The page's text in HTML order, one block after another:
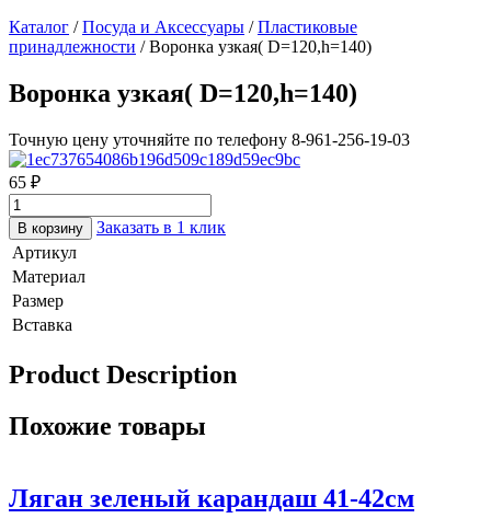
Каталог /Посуда и Аксессуары /Пластиковые
принадлежности / Воронка узкая( D=120,h=140)
Воронка узкая( D=120,h=140)
Точную цену уточняйте по телефону 8-961-256-19-03
65 ₽
В корзину
Заказать в 1 клик
Артикул
Материал
Размер
Вставка
Product Description
Похожие товары
Ляган зеленый карандаш 41-42см